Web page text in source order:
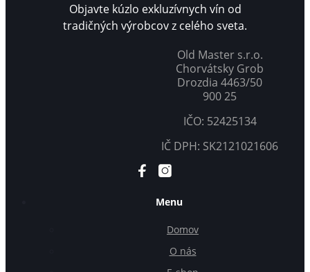
Objavte kúzlo exkluzívnych vín od
tradičných výrobcov z celého sveta.
Old Master s.r.o.
Chorvátsky Grob
Drozdia 4463/50
900 25
IČO: 52425134
IČ DPH: SK2121021606
Menu
Domov
O nás